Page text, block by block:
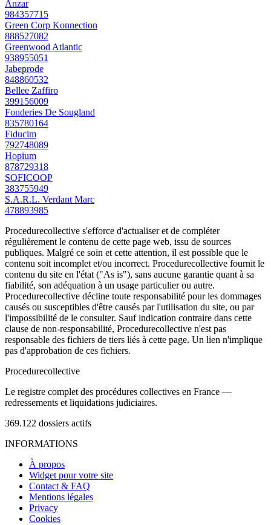
Anzar
984357715
Green Corp Konnection
888527082
Greenwood Atlantic
938955051
Jabeprode
848860532
Bellee Zaffiro
399156009
Fonderies De Sougland
835780164
Fiducim
792748089
Hopium
878729318
SOFICOOP
383755949
S.A.R.L. Verdant Marc
478893985
Procedurecollective s'efforce d'actualiser et de compléter
régulièrement le contenu de cette page web, issu de sources
publiques. Malgré ce soin et cette attention, il est possible que le
contenu soit incomplet et/ou incorrect. Procedurecollective fournit le
contenu du site en l'état ("As is"), sans aucune garantie quant à sa
fiabilité, son adéquation à un usage particulier ou autre.
Procedurecollective décline toute responsabilité pour les dommages
causés ou susceptibles d'être causés par l'utilisation du site, ou par
l'impossibilité de le consulter. Sauf indication contraire dans cette
clause de non-responsabilité, Procedurecollective n'est pas
responsable des fichiers de tiers liés à cette page. Un lien n'implique
pas d'approbation de ces fichiers.
Procedurecollective
Le registre complet des procédures collectives en France —
redressements et liquidations judiciaires.
369.122 dossiers actifs
INFORMATIONS
À propos
Widget pour votre site
Contact & FAQ
Mentions légales
Privacy
Cookies